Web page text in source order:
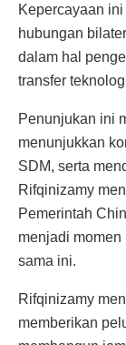
Kepercayaan
hubungan
dalam hal
transfer
Penunjukan ini
menunjukkan
SDM, serta
Rifqinizamy
Pemerintah
menjadi
sama ini.
Rifqinizamy
memberikan